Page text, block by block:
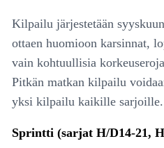
Kilpailu järjestetään
ottaen huomioon karsinnat,
vain kohtuullisia
Pitkän matkan kilpailu
yksi kilpailu kaikille sarjoille.
Sprintti (sarjat H/D14-21,